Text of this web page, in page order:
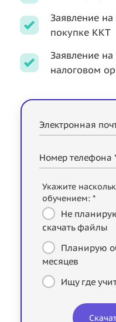
Заявление
покупке ККТ
Заявление
налоговом
Электронная
Номер телефона
Укажите
обучением: *
Не
скачать файлы
Планирую
месяцев
Ищу где